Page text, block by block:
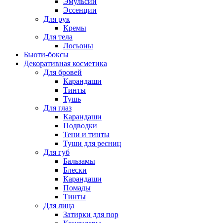
Эссенции
Для рук
Кремы
Для тела
Лосьоны
Бьюти-боксы
Декоративная косметика
Для бровей
Карандаши
Тинты
Тушь
Для глаз
Карандаши
Подводки
Тени и тинты
Туши для ресниц
Для губ
Бальзамы
Блески
Карандаши
Помады
Тинты
Для лица
Затирки для пор